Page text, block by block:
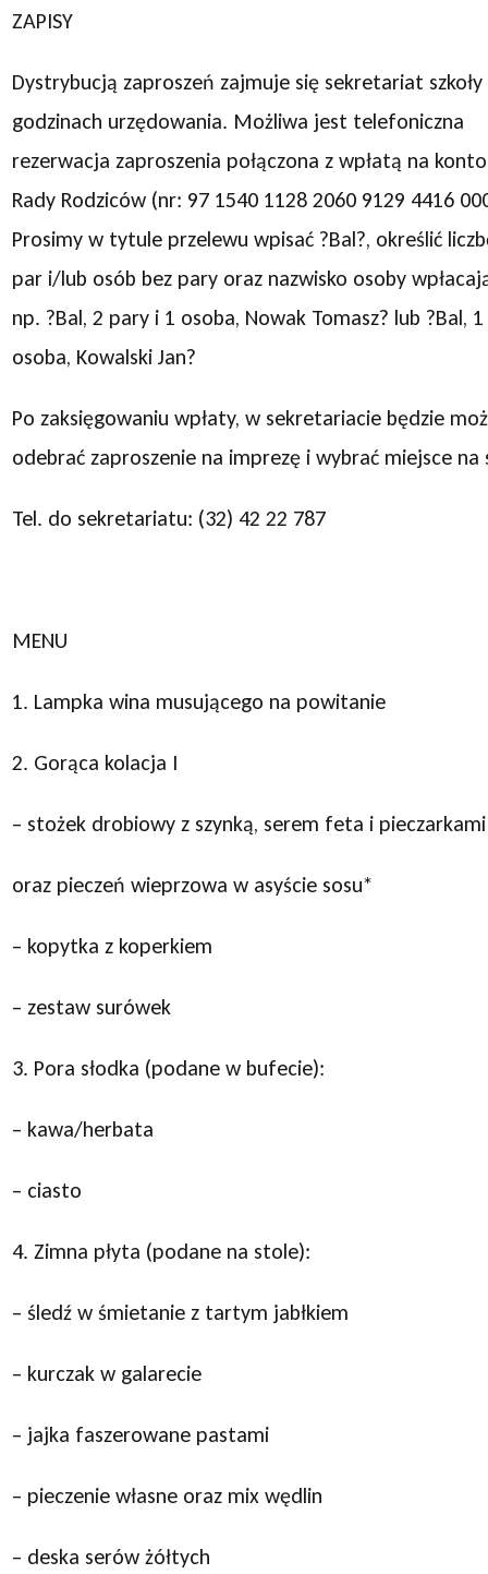
ZAPISY
Dystrybucją zaproszeń zajmuje się sekretariat
godzinach urzędowania. Możliwa jest telefoniczna
rezerwacja zaproszenia połączona z wpłatą na konto
Rady Rodziców (nr: 97 1540 1128 2060 9129 4416
Prosimy w tytule przelewu wpisać ?Bal?, określić
par i/lub osób bez pary oraz nazwisko osoby
np. ?Bal, 2 pary i 1 osoba, Nowak Tomasz? lub ?Bal, 1
osoba, Kowalski Jan?
Po zaksięgowaniu wpłaty, w sekretariacie będzie
odebrać zaproszenie na imprezę i wybrać miejsce na
Tel. do sekretariatu: (32) 42 22 787
MENU
1. Lampka wina musującego na powitanie
2. Gorąca kolacja I
– stożek drobiowy z szynką, serem feta i pieczarkami
oraz pieczeń wieprzowa w asyście sosu*
– kopytka z koperkiem
– zestaw surówek
3. Pora słodka (podane w bufecie):
– kawa/herbata
– ciasto
4. Zimna płyta (podane na stole):
– śledź w śmietanie z tartym jabłkiem
– kurczak w galarecie
– jajka faszerowane pastami
– pieczenie własne oraz mix wędlin
– deska serów żółtych